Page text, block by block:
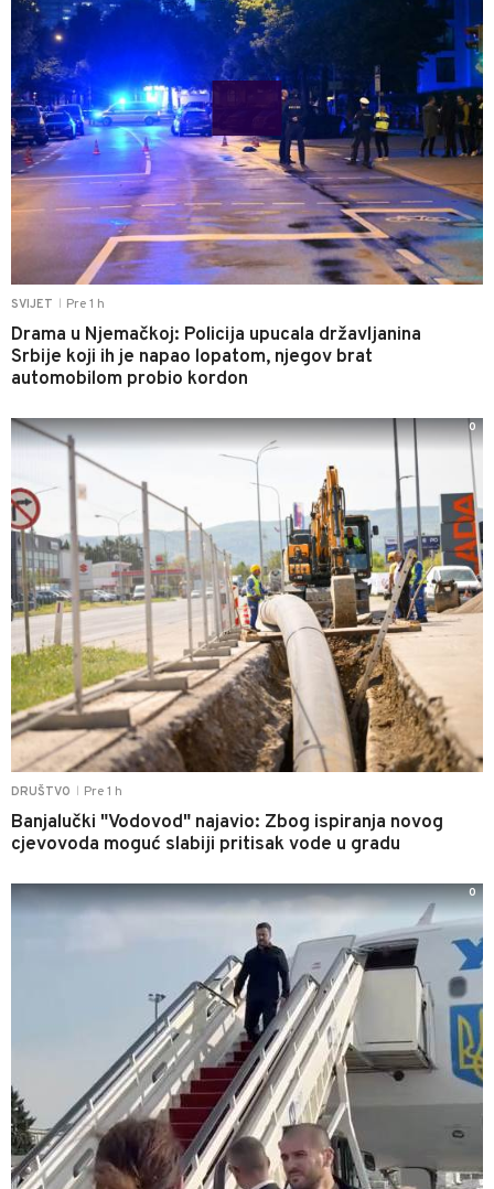
SVIJET Pre 1 h
Drama u Njemačkoj: Policija upucala državljanina
Srbije koji ih je napao lopatom, njegov brat
automobilom probio kordon
DRUŠTVO Pre 1 h
Banjalučki "Vodovod" najavio: Zbog ispiranja novog
cjevovoda moguć slabiji pritisak vode u gradu
0
0